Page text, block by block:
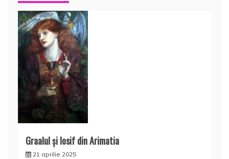
Graalul şi Iosif din Arimatia
21 aprilie 2025